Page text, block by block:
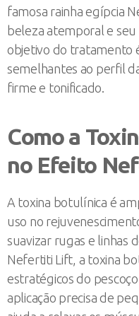
famosa rainha egípcia
beleza atemporal e
objetivo do tratamento
semelhantes ao perfil
firme e tonificado.
Como a
no Efeito
A toxina botulínica é
uso no
suavizar rugas e linhas
Nefertiti Lift, a toxina
estratégicos do
aplicação precisa de